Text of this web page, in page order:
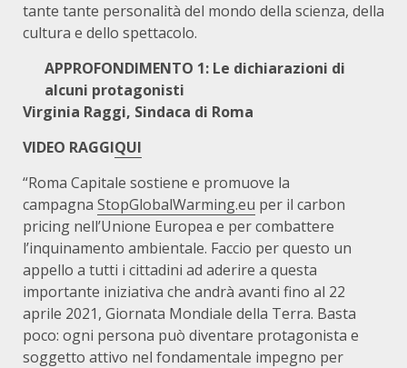
tante tante personalità del mondo della scienza, della
cultura e dello spettacolo.
APPROFONDIMENTO 1: Le dichiarazioni di
alcuni protagonisti
Virginia Raggi, Sindaca di Roma
VIDEO RAGGIQUI
“Roma Capitale sostiene e promuove la
campagna StopGlobalWarming.eu per il carbon
pricing nell’Unione Europea e per combattere
l’inquinamento ambientale. Faccio per questo un
appello a tutti i cittadini ad aderire a questa
importante iniziativa che andrà avanti fino al 22
aprile 2021, Giornata Mondiale della Terra. Basta
poco: ogni persona può diventare protagonista e
soggetto attivo nel fondamentale impegno per